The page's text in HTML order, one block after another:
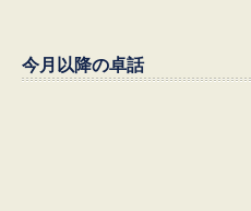
今月以降の卓話